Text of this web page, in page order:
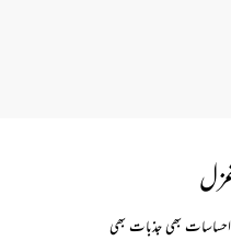
بھی جذبات بھی